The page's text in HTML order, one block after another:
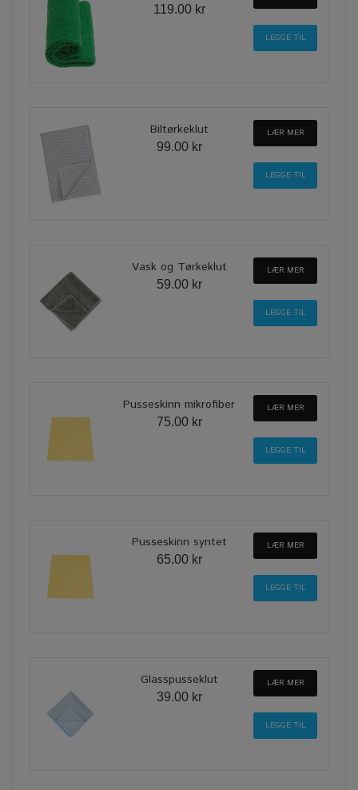
119.00 kr
Biltørkeklut
99.00 kr
LÆR MER
Vask og Tørkeklut
59.00 kr
LÆR MER
Pusseskinn mikrofiber
75.00 kr
LÆR MER
Pusseskinn syntet
65.00 kr
LÆR MER
Glasspusseklut
39.00 kr
LÆR MER